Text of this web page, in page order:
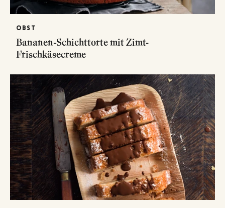
OBST
Bananen-Schichttorte mit Zimt-
Frischkäsecreme